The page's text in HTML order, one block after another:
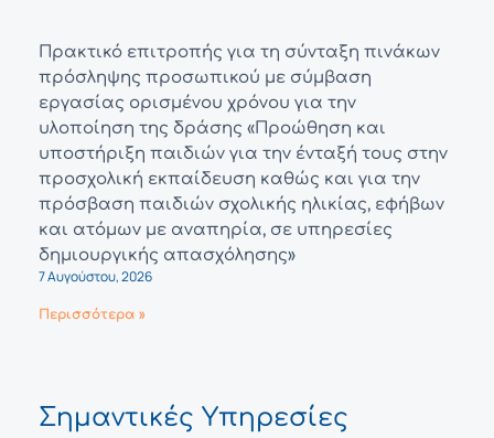
Πρακτικό επιτροπής για τη σύνταξη πινάκων
πρόσληψης προσωπικού με σύμβαση
εργασίας ορισμένου χρόνου για την
υλοποίηση της δράσης «Προώθηση και
υποστήριξη παιδιών για την ένταξή τους στην
προσχολική εκπαίδευση καθώς και για την
πρόσβαση παιδιών σχολικής ηλικίας, εφήβων
και ατόμων με αναπηρία, σε υπηρεσίες
δημιουργικής απασχόλησης»
7 Αυγούστου, 2026
Περισσότερα »
Σημαντικές Υπηρεσίες